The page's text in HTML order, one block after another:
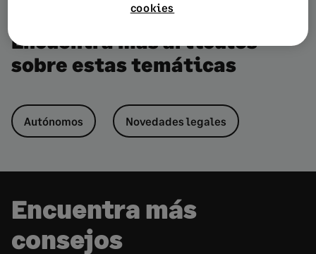
Encuentra más artículos
sobre estas temáticas
Autónomos Novedades legales
Encuentra más
consejos
cookies